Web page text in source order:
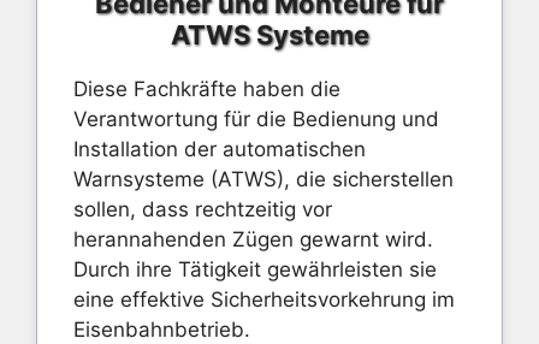
ATWS Systeme
Diese Fachkräfte haben die
Verantwortung für die Bedienung und
Installation der automatischen
Warnsysteme (ATWS), die sicherstellen
sollen, dass rechtzeitig vor
herannahenden Zügen gewarnt wird.
Durch ihre Tätigkeit gewährleisten sie
eine effektive Sicherheitsvorkehrung im
Eisenbahnbetrieb.